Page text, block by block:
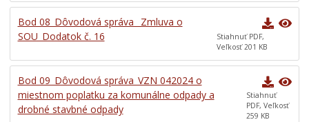
Bod 08_Dôvodová správa _Zmluva o
SOU_Dodatok č. 16
Stiahnuť PDF,
Veľkosť 201 KB
Bod 09_Dôvodová správa_VZN 042024 o
miestnom poplatku za komunálne odpady a
drobné stavbné odpady
Stiahnuť
PDF, Veľkosť
259 KB